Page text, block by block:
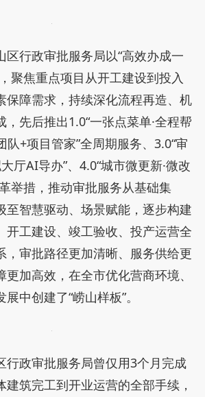
区行政审批服务局以“高效办成一
聚焦重点项目从开工建设到投入
保障需求，持续深化流程再造、机
先后推出1.0“一张点菜单·全程帮
队+项目管家”全周期服务、3.0“审
厅AI导办”、4.0“城市微更新·微改
举措，推动审批服务从基础集
至智慧驱动、场景赋能，逐步构建
开工建设、竣工验收、投产运营全
，审批路径更加清晰、服务供给更
加高效，在全市优化营商环境、
中创建了“崂山样板”。
行政审批服务局曾仅用3个月完成
建筑完工到开业运营的全部手续，